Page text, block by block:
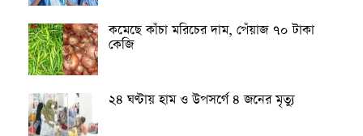
কমেছে কাঁচা মরিচের দাম, পেঁয়াজ ৭০ টাকা
কেজি
২৪ ঘণ্টায় হাম ও উপসর্গে ৪ জনের মৃত্যু